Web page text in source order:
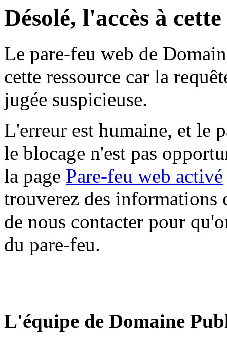
Désolé, l'accès à
Le pare-feu web de
cette ressource car la
jugée suspicieuse.
L'erreur est humaine, et le
le blocage n'est pas
la page Pare-feu web activé
trouverez des informations
de nous contacter pour
du pare-feu.
L'équipe de Domaine